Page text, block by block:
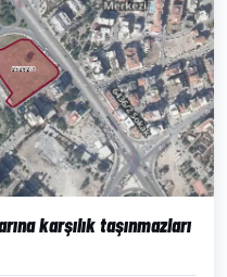
karşılık taşınmazları